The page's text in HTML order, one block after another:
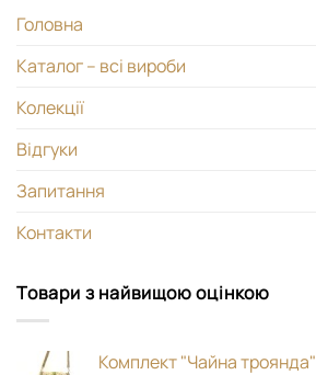
Головна
Каталог – всі вироби
Колекції
Відгуки
Запитання
Контакти
Товари з найвищою оцінкою
Комплект "Чайна троянда"